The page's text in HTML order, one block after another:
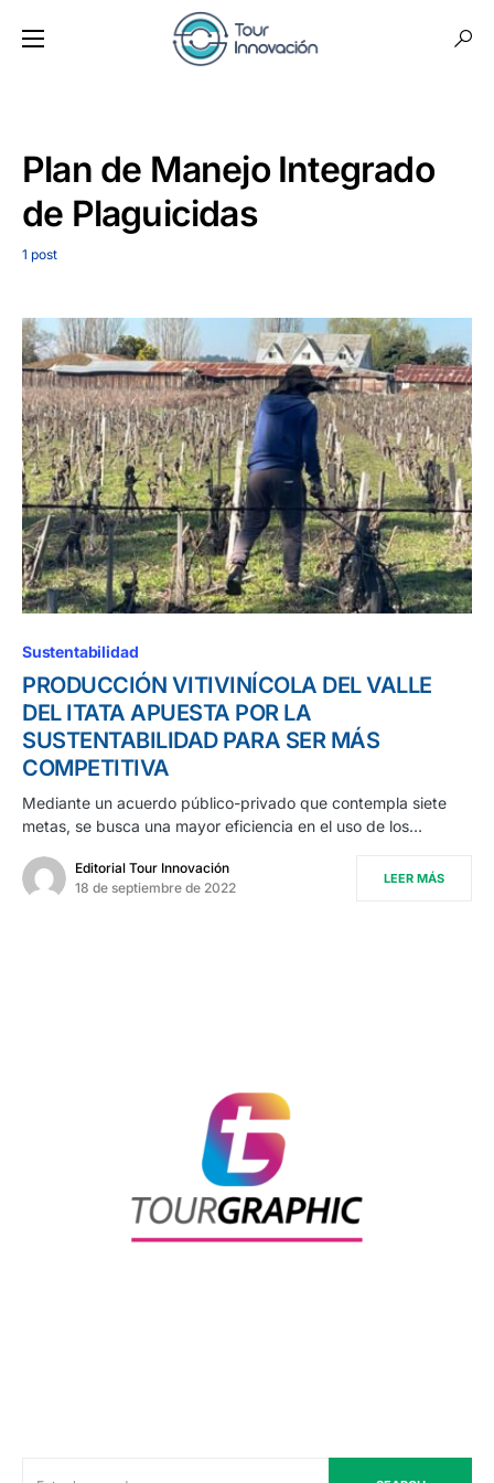
Plan de Manejo Integrado
de Plaguicidas
1 post
Sustentabilidad
PRODUCCIÓN VITIVINÍCOLA DEL VALLE
DEL ITATA APUESTA POR LA
SUSTENTABILIDAD PARA SER MÁS
COMPETITIVA
Mediante un acuerdo público-privado que contempla siete
metas, se busca una mayor eficiencia en el uso de los…
Editorial Tour Innovación
18 de septiembre de 2022
LEER MÁS